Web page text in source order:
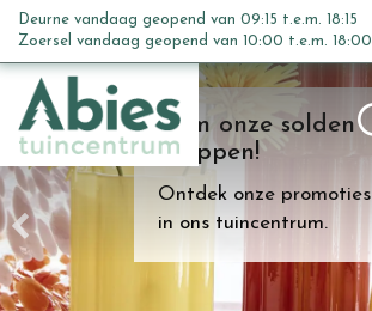
n
c
o
n
t
e
Kom onze solden
shoppen!
Ontdek onze promoties
in ons tuincentrum.
Deurne vandaag geopend van 09:15 t.e.m. 18:15
Zoersel vandaag geopend van 10:00 t.e.m. 18:00